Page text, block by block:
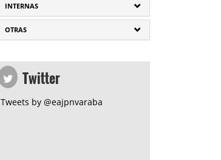
INTERNAS
OTRAS
Twitter
Tweets by @eajpnvaraba